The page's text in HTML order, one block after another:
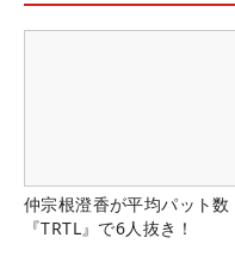
仲宗根澄香が平均パット数
『TRTL』で6人抜き！